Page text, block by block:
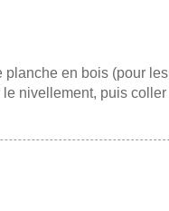
en bois (pour
nivellement, puis coller